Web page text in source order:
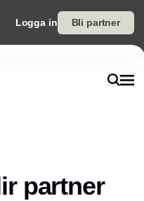
Logga in Bli partner
partner